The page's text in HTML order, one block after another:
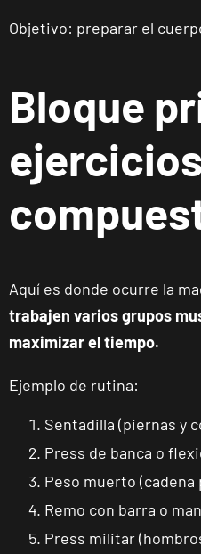
Objetivo: preparar el
Bloque
ejercicios
Aquí es donde ocurre la
trabajen varios grupos
maximizar el tiempo.
Ejemplo de rutina:
Sentadilla (piernas y
Press de banca o
Peso muerto
Remo con barra o
Press militar